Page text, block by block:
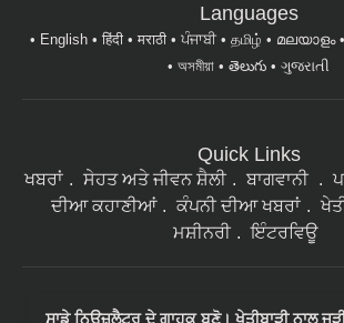
Languages
English हिंदी मराठी ਪੰਜਾਬੀ தமிழ் മലയാളം
অসমীয়া
తెలుగు ગુજરાતી
Quick Links
ਖਬਰਾਂ ਸੇਹਤ ਅਤੇ ਜੀਵਨ ਸ਼ੈਲੀ ਬਾਗਵਾਨੀ
ਦੀਆ ਕਹਾਣੀਆਂ
ਕੰਪਨੀ ਦੀਆ ਖਬਰਾਂ
ਮਸ਼ੀਨਰੀ
ਇੰਟਰਵਿਊ
ਸਾਡੇ ਨਿਉਜ਼ਲੈਟਰ ਦੇ ਗਾਹਕ ਬਣੋ। ਖੇਤੀਬਾੜੀ ਨਾਲ